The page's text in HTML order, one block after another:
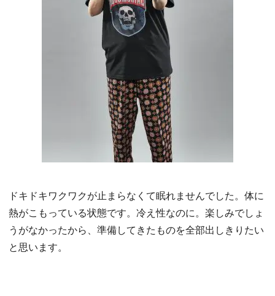
ドキドキワクワクが止まらなくて眠れませんでした。体に
熱がこもっている状態です。冷え性なのに。楽しみでしょ
うがなかったから、準備してきたものを全部出しきりたい
と思います。